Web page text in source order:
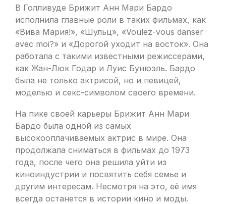
В Голливуде Брижит Анн Мари Бардо
исполнила главные роли в таких фильмах, как
«Вива Мария!», «Шульц», «Voulez-vous danser
avec moi?» и «Дорогой уходит на восток». Она
работала с такими известными режиссерами,
как Жан-Люк Годар и Луис Бунюэль. Бардо
была не только актрисой, но и певицей,
моделью и секс-символом своего времени.
На пике своей карьеры Брижит Анн Мари
Бардо была одной из самых
высокооплачиваемых актрис в мире. Она
продолжала сниматься в фильмах до 1973
года, после чего она решила уйти из
киноиндустрии и посвятить себя семье и
другим интересам. Несмотря на это, её имя
всегда останется в истории кино и моды.